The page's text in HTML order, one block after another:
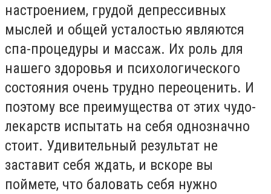
настроением, грудой депрессивных
мыслей и общей усталостью являются
спа-процедуры и массаж. Их роль для
нашего здоровья и психологического
состояния очень трудно переоценить. И
поэтому все преимущества от этих чудо-
лекарств испытать на себя однозначно
стоит. Удивительный результат не
заставит себя ждать, и вскоре вы
поймете, что баловать себя нужно